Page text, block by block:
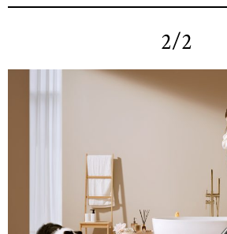
2/2